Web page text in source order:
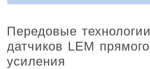
Передовые технологии
датчиков LEM прямого
усиления